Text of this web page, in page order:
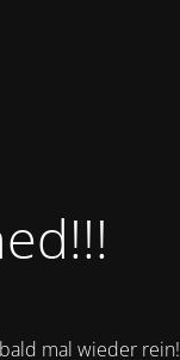
mal wieder rein!